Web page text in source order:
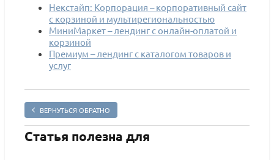
Некстайп: Корпорация – корпоративный сайт
с корзиной и мультирегиональностью
МиниМаркет – лендинг с онлайн-оплатой и
корзиной
Премиум – лендинг с каталогом товаров и
услуг
ВЕРНУТЬСЯ ОБРАТНО
Статья полезна для